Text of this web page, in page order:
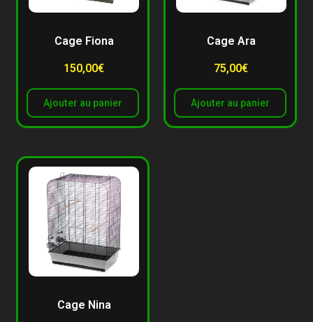
Cage Fiona
150,00€
Ajouter au panier
Cage Ara
75,00€
Ajouter au panier
Cage Nina